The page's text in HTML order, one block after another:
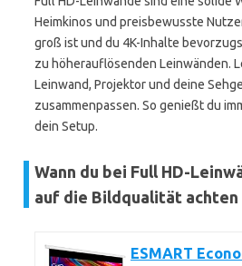
Heimkinos und preisbewusste
groß ist und du 4K-Inhalte
zu höherauflösenden Leinwänden.
Leinwand, Projektor und deine
zusammenpassen. So genießt du
dein Setup.
Wann du bei Full HD-
auf die Bildqualität
ESMART